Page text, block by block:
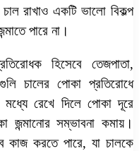
রাখাও একটি ভালো বিকল্প
পারে না।
হিসেবে তেজপাতা,
চালের পোকা প্রতিরোধে
মধ্যে রেখে দিলে পোকা দূরে
সম্ভাবনা কমায়।
কাজ করতে পারে, যা চালকে